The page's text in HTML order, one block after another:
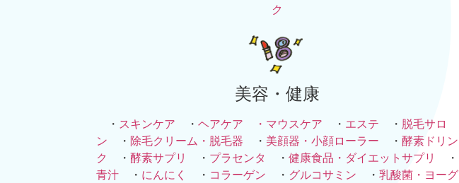
ク
美容・健康
・ スキンケア ・ ヘアケア ・ マウスケア ・ エステ ・ 脱毛サロ
ン ・ 除毛クリーム・脱毛器 ・ 美顔器・小顔ローラー ・ 酵素ドリン
ク
・ 酵素サプリ ・ プラセンタ ・ 健康食品・ダイエットサプリ
・
青汁 ・ にんにく ・ コラーゲン ・ グルコサミン ・ 乳酸菌・ヨーグ